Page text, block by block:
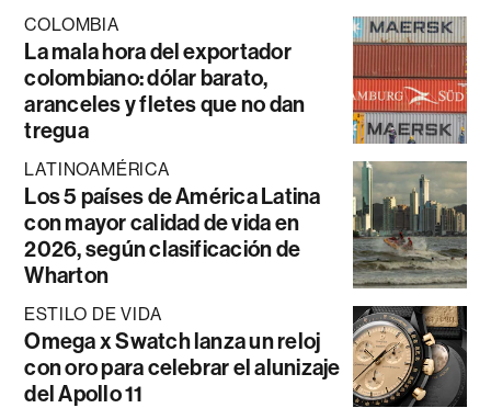
COLOMBIA
La mala hora del exportador
colombiano: dólar barato,
aranceles y fletes que no dan
tregua
LATINOAMÉRICA
Los 5 países de América Latina
con mayor calidad de vida en
2026, según clasificación de
Wharton
ESTILO DE VIDA
Omega x Swatch lanza un reloj
con oro para celebrar el alunizaje
del Apollo 11